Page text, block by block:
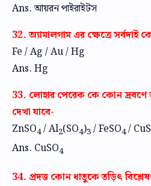
Ans. আয়রন পাইরাইটস
32. অ্যামালগাম এর ক্ষেত্রে সর্বদাই
Fe / Ag / Au / Hg
Ans. Hg
33. লোহার পেরেক কে কোন দ্রবণে
দেখা যাবে-
ZnSO4/ Al2(SO4)3/ FeSO4/
Ans. CuSO4
34. প্রদত্ত কোন ধাতুকে তড়িৎ